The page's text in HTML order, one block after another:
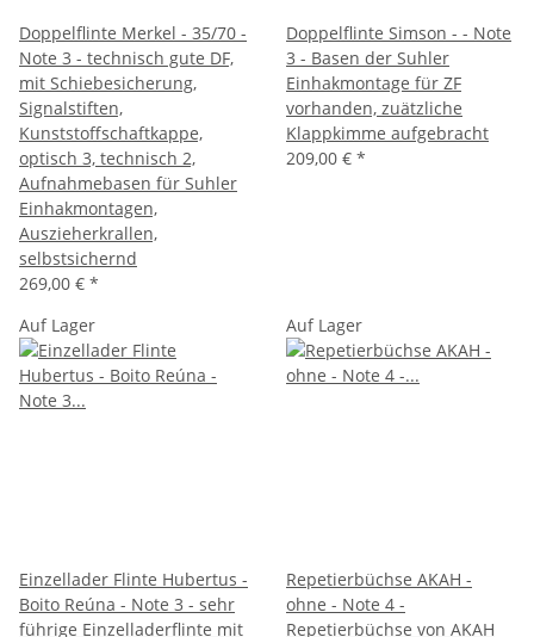
Doppelflinte Merkel - 35/70 -
Note 3 - technisch gute DF,
mit Schiebesicherung,
Signalstiften,
Kunststoffschaftkappe,
optisch 3, technisch 2,
Aufnahmebasen für Suhler
Einhakmontagen,
Auszieherkrallen,
selbstsichernd
269,00 € *
Doppelflinte Simson - - Note
3 - Basen der Suhler
Einhakmontage für ZF
vorhanden, zuätzliche
Klappkimme aufgebracht
209,00 € *
Auf Lager
Einzellader Flinte Hubertus -
Boito Reúna - Note 3 - sehr
führige Einzelladerflinte mit
Auf Lager
Repetierbüchse AKAH -
ohne - Note 4 -
Repetierbüchse von AKAH